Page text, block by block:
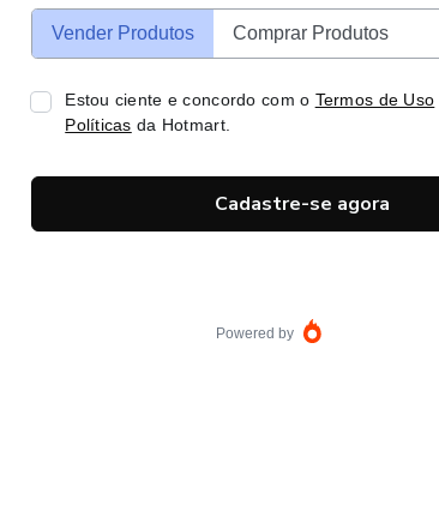
Vender Produtos Comprar Produtos
Estou ciente e concordo com o Termos de Uso
Políticas da Hotmart.
Cadastre-se agora
Powered by